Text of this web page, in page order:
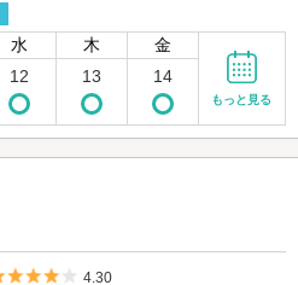
水 木 金
12 13 14
もっと見る
5つ星のうち4
4.30